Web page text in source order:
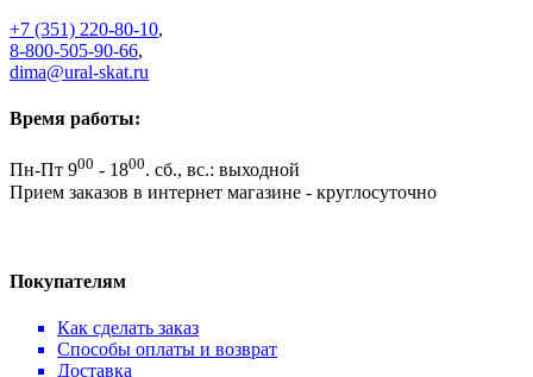
+7 (351) 220-80-10,
8-800-505-90-66,
dima@ural-skat.ru
Время работы:
Пн-Пт 900 - 1800. сб., вс.: выходной
Прием заказов в интернет магазине - круглосуточно
Покупателям
Как сделать заказ
Способы оплаты и возврат
Доставка